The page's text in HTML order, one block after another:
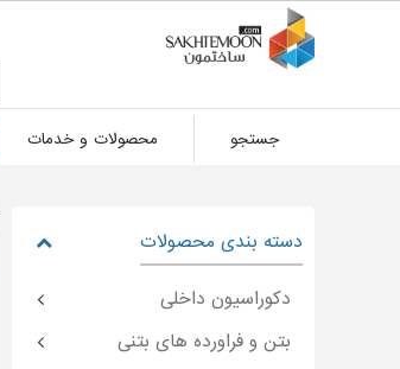
جستجو محصولات و خدمات
دسته بندی محصولات
دکوراسیون داخلی
بتن و فراورده های بتنی